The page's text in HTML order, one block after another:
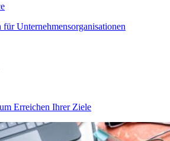
Unternehmensorganisationen
Erreichen Ihrer Ziele